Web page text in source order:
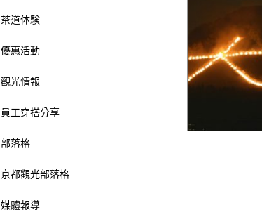
茶道体験
優惠活動
觀光情報
員工穿搭分享
部落格
京都觀光部落格
媒體報導